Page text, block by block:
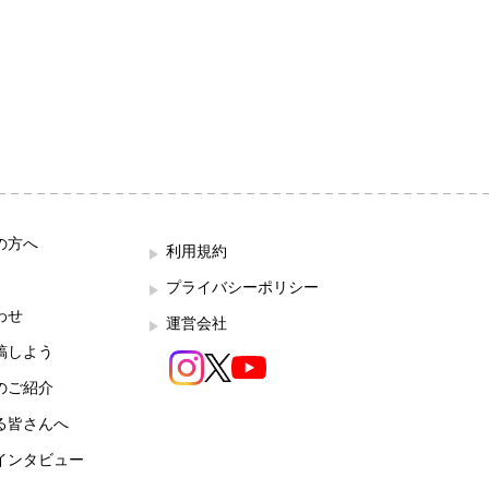
方へ
せ
しよう
ご紹介
皆さんへ
ンタビュー
利用規約
プライバシーポリシー
運営会社